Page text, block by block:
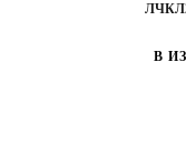
В